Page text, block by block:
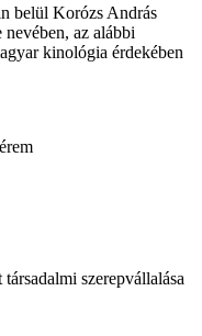
belül Korózs András
az alábbi
kinológia érdekében
szerepvállalása